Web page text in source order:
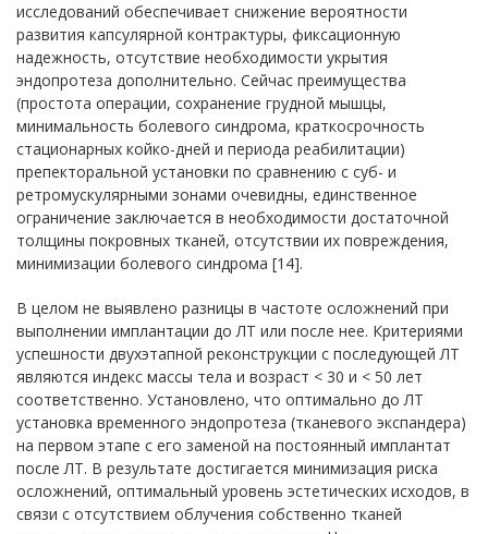
исследований обеспечивает снижение вероятности
развития капсулярной контрактуры, фиксационную
надежность, отсутствие необходимости укрытия
эндопротеза дополнительно. Сейчас преимущества
(простота операции, сохранение грудной мышцы,
минимальность болевого синдрома, краткосрочность
стационарных койко-дней и периода реабилитации)
препекторальной установки по сравнению с суб- и
ретромускулярными зонами очевидны, единственное
ограничение заключается в необходимости достаточной
толщины покровных тканей, отсутствии их повреждения,
минимизации болевого синдрома [14].
В целом не выявлено разницы в частоте осложнений при
выполнении имплантации до ЛТ или после нее. Критериями
успешности двухэтапной реконструкции с последующей ЛТ
являются индекс массы тела и возраст < 30 и < 50 лет
соответственно. Установлено, что оптимально до ЛТ
установка временного эндопротеза (тканевого экспандера)
на первом этапе с его заменой на постоянный имплантат
после ЛТ. В результате достигается минимизация риска
осложнений, оптимальный уровень эстетических исходов, в
связи с отсутствием облучения собственно тканей